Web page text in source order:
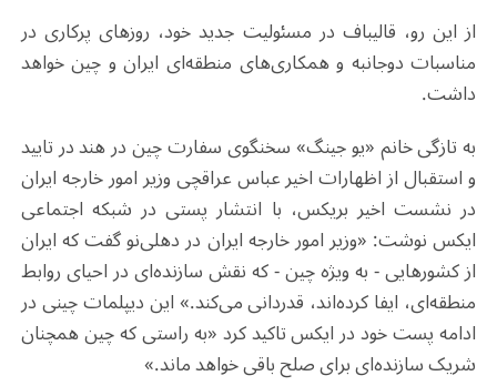
از این رو، قالیباف در مسئولیت جدید خود، روزهای پرکاری در
مناسبات دوجانبه و همکاری‌های منطقه‌ای ایران و چین خواهد
داشت.
به تازگی خانم «یو جینگ» سخنگوی سفارت چین در هند در تایید
و استقبال از اظهارات اخیر عباس عراقچی وزیر امور خارجه ایران
در نشست اخیر بریکس، با انتشار پستی در شبکه اجتماعی
ایکس نوشت: «وزیر امور خارجه ایران در دهلی‌نو گفت که ایران
از کشورهایی - به ویژه چین - که نقش سازنده‌ای در احیای روابط
منطقه‌ای، ایفا کرده‌اند، قدردانی می‌کند.» این دیپلمات چینی در
ادامه پست خود در ایکس تاکید کرد «به راستی که چین همچنان
شریک سازنده‌ای برای صلح باقی خواهد ماند.»